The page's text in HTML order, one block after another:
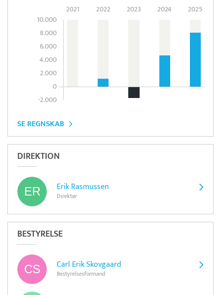
10.000
8.000
6.000
4.000
2.000
0
-2.000
2021 2022 2023 2024 2025
SE REGNSKAB
DIREKTION
Erik Rasmussen
Direktør
BESTYRELSE
Carl Erik Skovgaard
Bestyrelsesformand